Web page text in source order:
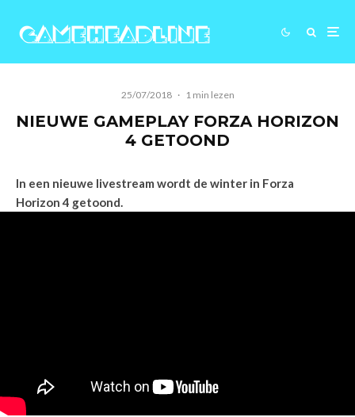
25/07/2018 · 1 min lezen
NIEUWE GAMEPLAY FORZA HORIZON
4 GETOOND
In een nieuwe livestream wordt de winter in Forza
Horizon 4 getoond.